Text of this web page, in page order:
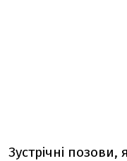
Зустрічні